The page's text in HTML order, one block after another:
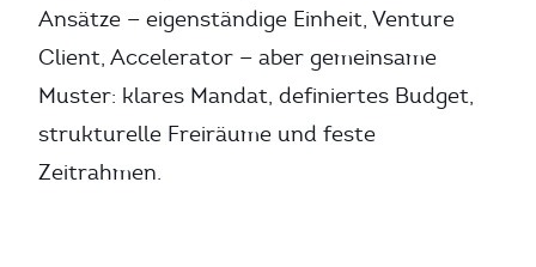
Ansätze — eigenständige Einheit, Venture
Client, Accelerator — aber gemeinsame
Muster: klares Mandat, definiertes Budget,
strukturelle Freiräume und feste
Zeitrahmen.